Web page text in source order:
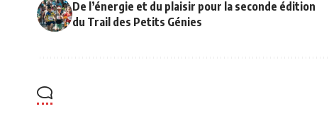
De l’énergie et du plaisir pour la seconde édition
du Trail des Petits Génies